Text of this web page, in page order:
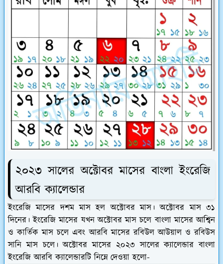
২০২৩ সালের অক্টোবর মাসের বাংলা ইংরেজি
আরবি ক্যালেন্ডার
ইংরেজি মাসের দশম মাস হল অক্টোবর মাস। অক্টোবর মাস ৩১
দিনের। ইংরেজি মাসের যখন অক্টোবর মাস চলে বাংলা মাসের আশ্বিন
ও কার্তিক মাস চলে এবং আরবি মাসের রবিউল আউয়াল ও রবিউস
সানি মাস চলে। অক্টোবর মাসের ২০২৩ সালের ক্যালেন্ডার বাংলা
ইংরেজি আরবি ক্যালেন্ডারটি নিম্নে দেওয়া হলো-